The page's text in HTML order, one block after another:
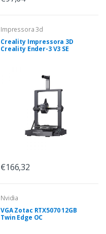
Impressora 3d
Creality Impressora 3D
Creality Ender-3 V3 SE
€166,32
Nvidia
VGA Zotac RTX5070 12GB
Twin Edge OC